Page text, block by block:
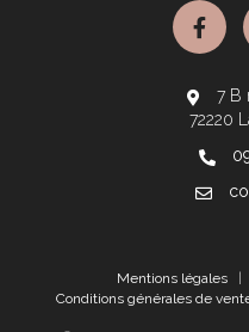
7 B
72220
Mentions légales|
Conditions générales de